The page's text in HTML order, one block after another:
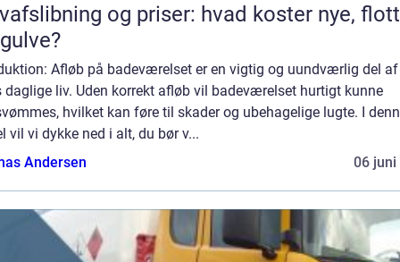
og priser: hvad koster nye,
Afløb på badeværelset er en vigtig og uundværlig del af
daglige liv. Uden korrekt afløb vil badeværelset hurtigt kunne
hvilket kan føre til skader og ubehagelige lugte. I
vil vi dykke ned i alt, du bør v...
Andersen
06 juni